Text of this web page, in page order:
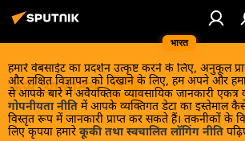
भारत
हमारे वेबसाईट का प्रदर्शन उत्कृष्ट करने के लिए, अनुकूल
और लक्षित विज्ञापन को दिखाने के लिए, हम अपने और
से आपके बारे में अवैयक्तिक व्यावसायिक जानकारी एकत्र
गोपनीयता नीति में आपके व्यक्तिगत डेटा का इस्तेमाल
विस्तृत रूप में जानकारी प्राप्त कर सकते हैं। तकनीकों के
लिए कृपया हमारे कूकी तथा स्वचालित लॉगिंग नीति
रूस आर्कटिक